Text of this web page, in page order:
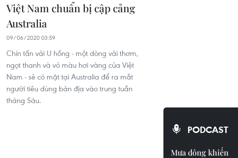
Việt Nam chuẩn bị cập cảng
Australia
09/06/2020 03:59
Chín tấn vải U hồng - một dòng vải thơm,
ngọt thanh và vỏ màu hơi vàng của Việt
Nam - sẽ có mặt tại Australia để ra mắt
người tiêu dùng bản địa vào trung tuần
tháng Sáu.
PODCAST
Mưa dông khiến